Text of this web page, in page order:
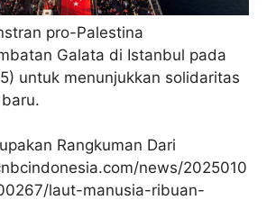
pro-Palestina
Galata di Istanbul pada
untuk menunjukkan solidaritas
Rangkuman Dari
news/2025010
laut-manusia-ribuan-